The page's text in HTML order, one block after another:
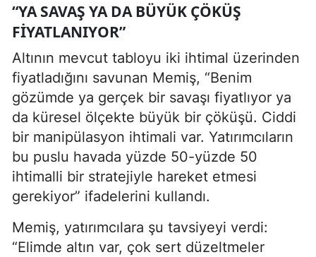
“YA SAVAŞ YA DA BÜYÜK ÇÖKÜŞ
FIYATLANIYOR”
Altının mevcut tabloyu iki ihtimal üzerinden
fiyatladığını savunan Memiş, “Benim
gözümde ya gerçek bir savaşı fiyatlıyor ya
da küresel ölçekte büyük bir çöküşü. Ciddi
bir manipülasyon ihtimali var. Yatırımcıların
bu puslu havada yüzde 50-yüzde 50
ihtimalli bir stratejiyle hareket etmesi
gerekiyor” ifadelerini kullandı.
Memiş, yatırımcılara şu tavsiyeyi verdi:
“Elimde altın var, çok sert düzeltmeler